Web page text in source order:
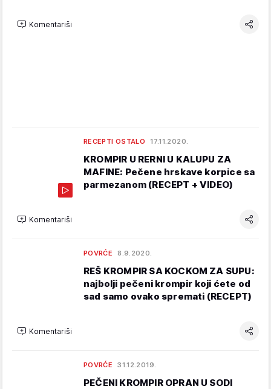
Komentariši
RECEPTI OSTALO 17.11.2020.
KROMPIR U RERNI U KALUPU ZA
MAFINE: Pečene hrskave korpice sa
parmezanom (RECEPT + VIDEO)
Komentariši
POVRĆE 8.9.2020.
REŠ KROMPIR SA KOCKOM ZA SUPU:
najbolji pečeni krompir koji ćete od
sad samo ovako spremati (RECEPT)
Komentariši
POVRĆE 31.12.2019.
PEČENI KROMPIR OPRAN U SODI